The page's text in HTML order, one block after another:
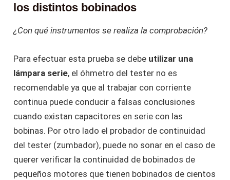
los distintos bobinados
¿Con qué instrumentos se realiza la comprobación?
Para efectuar esta prueba se debe utilizar una
lámpara serie, el óhmetro del tester no es
recomendable ya que al trabajar con corriente
continua puede conducir a falsas conclusiones
cuando existan capacitores en serie con las
bobinas. Por otro lado el probador de continuidad
del tester (zumbador), puede no sonar en el caso de
querer verificar la continuidad de bobinados de
pequeños motores que tienen bobinados de cientos